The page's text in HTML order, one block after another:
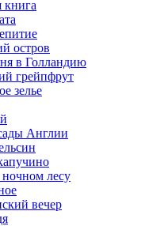
остров
в Голландию
грейпфрут
зелье
Англии
лесу
вечер